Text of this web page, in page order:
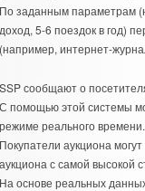
заданным параметрам
5-6 поездок в год)
интернет-
сообщают о
помощью этой системы
реального времени.
аукциона
с самой высокой
основе реальных